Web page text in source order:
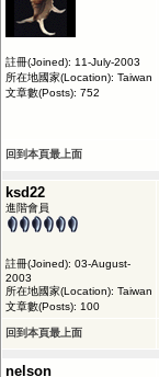
註冊(Joined): 11-July-2003
所在地國家(Location): Taiwan
文章數(Posts): 752
回到本頁最上面
ksd22
進階會員
註冊(Joined): 03-August-
2003
所在地國家(Location): Taiwan
文章數(Posts): 100
回到本頁最上面
nelson